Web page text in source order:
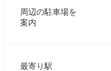
周辺の駐車場を
案内
最寄り駅